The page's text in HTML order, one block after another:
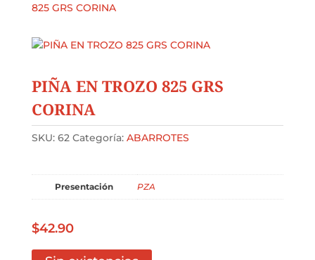
825 GRS CORINA
PIÑA EN TROZO 825 GRS
CORINA
SKU: 62 Categoría: ABARROTES
Presentación PZA
$42.90